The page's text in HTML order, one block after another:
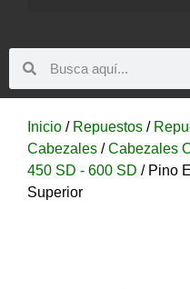
Inicio / Repuestos /
Cabezales /Cabezales
450 SD - 600 SD / Pino
Superior